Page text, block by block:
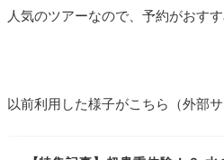
人気のツアーなので、予約がおすす
以前利用した様子がこちら（外部サ